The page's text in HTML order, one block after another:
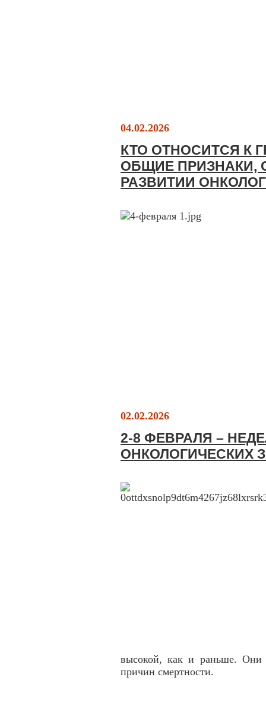
04.02.2026
КТО ОТНОСИТСЯ К
ОБЩИЕ ПРИЗНАКИ,
РАЗВИТИИ
02.02.2026
2-8 ФЕВРАЛЯ –
ОНКОЛОГИЧЕСКИХ
высокой, как и раньше. Они
причин смертности.